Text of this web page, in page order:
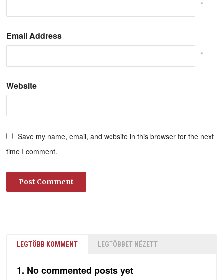
*
Email Address
*
Website
Save my name, email, and website in this browser for the next
time I comment.
LEGTÖBB KOMMENT LEGTÖBBET NÉZETT
No commented posts yet